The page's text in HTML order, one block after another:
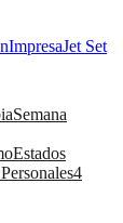
ImpresaJet Set
Semana
Estados
4